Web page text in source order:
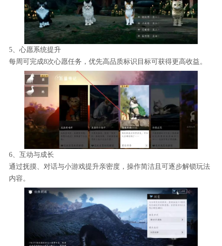
5、心愿系统提升
每周可完成8次心愿任务，优先高品质标识目标可获得更高收益。
6、互动与成长
通过抚摸、对话与小游戏提升亲密度，操作简洁且可逐步解锁玩法
内容。